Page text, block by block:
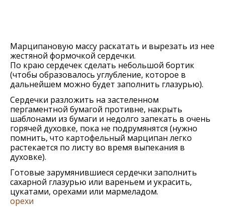
Марципановую массу раскатать и вырезать из нее
жестяной формочкой сердечки.
По краю сердечек сделать небольшой бортик
(чтобы образовалось углубление, которое в
дальнейшем можно будет заполнить глазурью).
Сердечки разложить на застеленном
пергаментной бумагой противне, накрыть
шаблонами из бумаги и недолго запекать в очень
горячей духовке, пока не подрумянятся (нужно
помнить, что картофельный марципан легко
растекается по листу во время выпекания в
духовке).
Готовые зарумянившиеся сердечки заполнить
сахарной глазурью или вареньем и украсить,
цукатами, орехами или мармеладом.
орехи